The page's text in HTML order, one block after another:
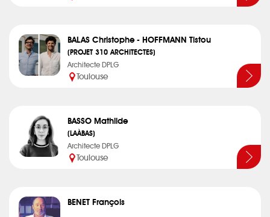
BALAS Christophe - HOFFMANN Tistou
(PROJET 310 ARCHITECTES)
Architecte DPLG
Toulouse
BASSO Mathilde
(LAÀBAS)
Architecte DPLG
Toulouse
BENET François